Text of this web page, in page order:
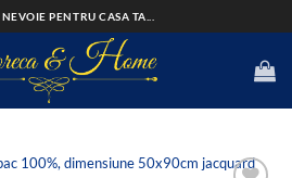
PENTRU CASA TA...